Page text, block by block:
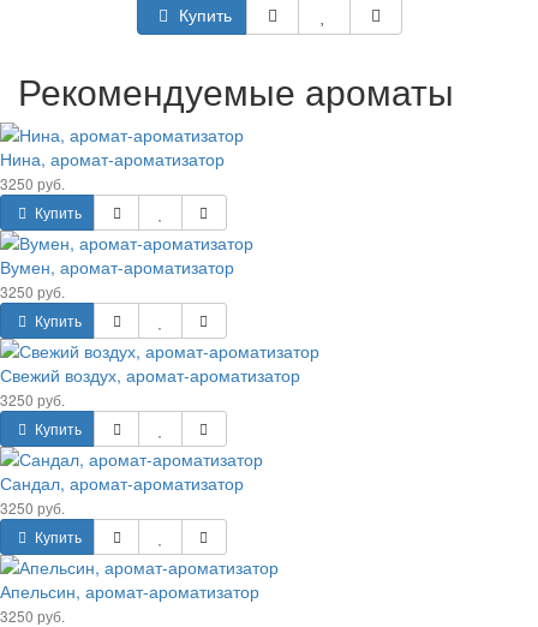
Купить
Рекомендуемые ароматы
Нина, аромат-ароматизатор
3250 руб.
Купить
Вумен, аромат-ароматизатор
3250 руб.
Купить
Свежий воздух, аромат-ароматизатор
3250 руб.
Купить
Сандал, аромат-ароматизатор
3250 руб.
Купить
Апельсин, аромат-ароматизатор
3250 руб.